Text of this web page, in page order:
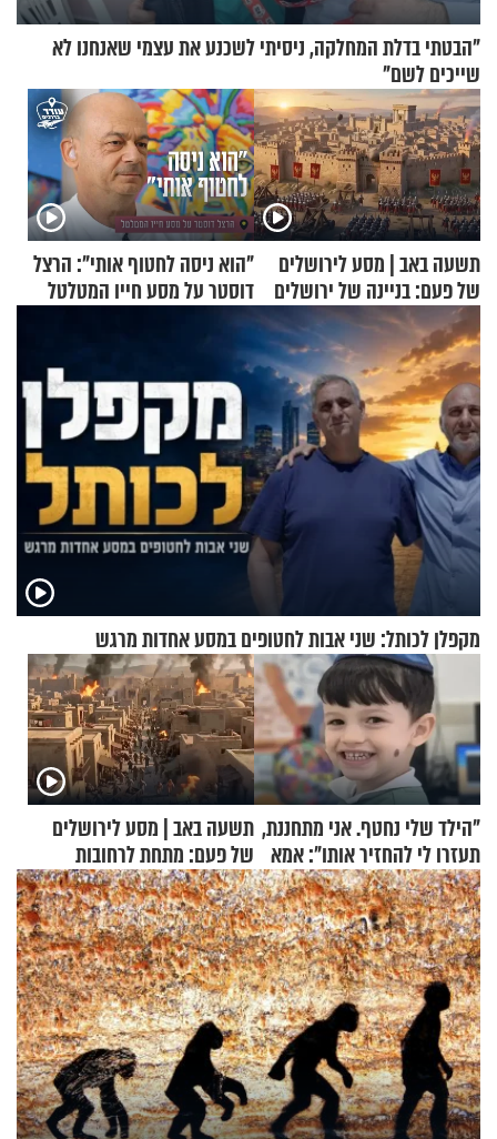
"הבטתי בדלת המחלקה, ניסיתי לשכנע את עצמי שאנחנו לא
שייכים לשם"
תשעה באב | מסע לירושלים
של פעם: בניינה של ירושלים
"הוא ניסה לחטוף אותי": הרצל
דוסטר על מסע חייו המטלטל
מקפלן לכותל: שני אבות לחטופים במסע אחדות מרגש
"הילד שלי נחטף. אני מתחננת,
תעזרו לי להחזיר אותו": אמא
של יובל בן ה-4 בריאיון דומע
תשעה באב | מסע לירושלים
של פעם: מתחת לרחובות
ירושלים